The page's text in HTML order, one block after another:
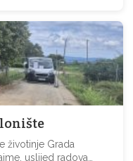
životinje Grada
uslijed radova…